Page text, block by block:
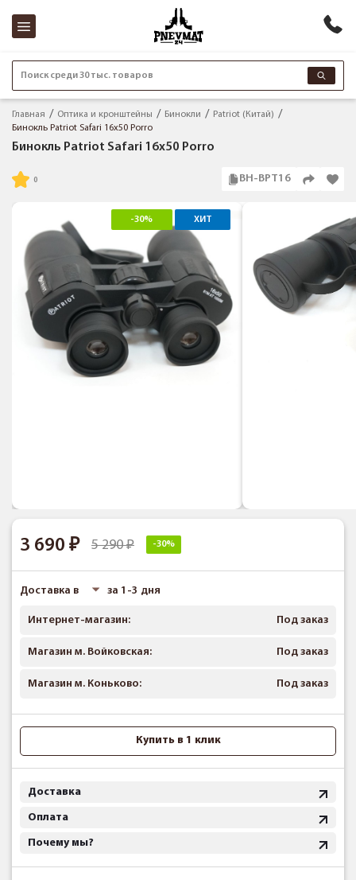
Поиск среди 30 тыс. товаров
Главная Оптика и кронштейны Бинокли
Patriot (Китай)
Бинокль Patriot Safari 16x50 Porro
Бинокль Patriot Safari 16x50 Porro
BH-BPT16
-30% ХИТ
3 690 5 290 -30%
Доставка в за 1-3 дня
Интернет-магазин: Под заказ
Магазин м. Войковская: Под заказ
Магазин м. Коньково: Под заказ
Купить в 1 клик
Доставка
Оплата
Почему мы?